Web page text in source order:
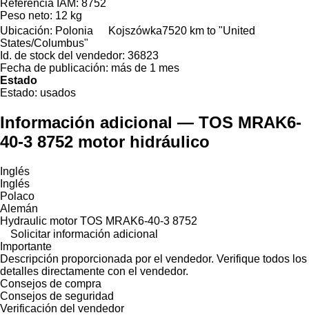
Referencia IAM: 8752
Peso neto: 12 kg
Ubicación: Polonia Kojszówka7520 km to "United
States/Columbus"
Id. de stock del vendedor: 36823
Fecha de publicación: más de 1 mes
Estado
Estado: usados
Información adicional — TOS MRAK6-
40-3 8752 motor hidráulico
Inglés
Inglés
Polaco
Alemán
Hydraulic motor TOS MRAK6-40-3 8752
Solicitar información adicional
Importante
Descripción proporcionada por el vendedor. Verifique todos los
detalles directamente con el vendedor.
Consejos de compra
Consejos de seguridad
Verificación del vendedor